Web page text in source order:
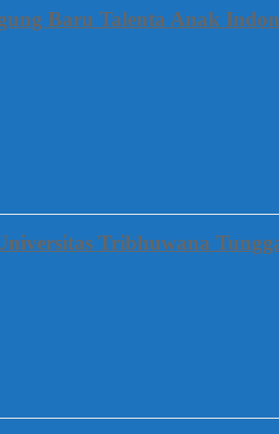
Baru Talenta Anak
Tribhuwana